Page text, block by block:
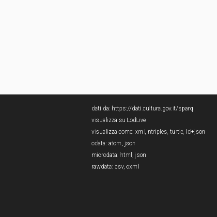
dati da: https://dati.cultura.gov.it/sparql
visualizza su LodLive
visualizza come: xml , ntriples, turtle, ld+json
odata: atom, json
microdata: html , json
rawdata: csv, cxml